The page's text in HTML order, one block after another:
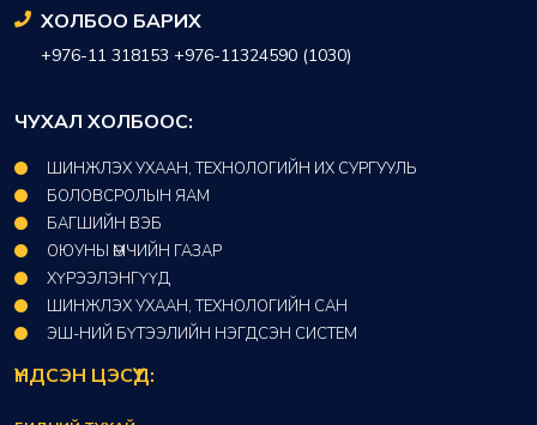
ХОЛБОО БАРИХ
+976-11 318153 +976-11324590 (1030)
ЧУХАЛ ХОЛБООС:
ШИНЖЛЭХ УХААН, ТЕХНОЛОГИЙН ИХ СУРГУУЛЬ
БОЛОВСРОЛЫН ЯАМ
БАГШИЙН ВЭБ
ОЮУНЫ ӨМЧИЙН ГАЗАР​
ХҮРЭЭЛЭНГҮҮД​
ШИНЖЛЭХ УХААН, ТЕХНОЛОГИЙН САН​
ЭШ-НИЙ БҮТЭЭЛИЙН НЭГДСЭН СИСТЕМ
ҮНДСЭН ЦЭСҮҮД: